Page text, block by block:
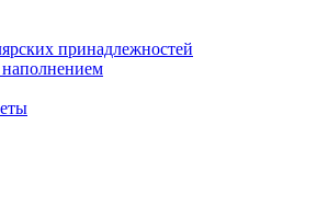
принадлежностей